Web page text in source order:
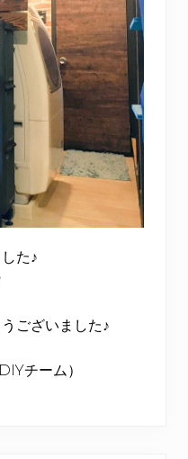
た♪
ございました♪
チーム）